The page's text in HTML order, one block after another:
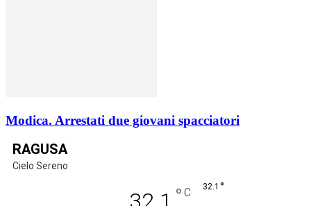
Modica. Arrestati due giovani spacciatori
RAGUSA
Cielo Sereno
° C 32.1 °